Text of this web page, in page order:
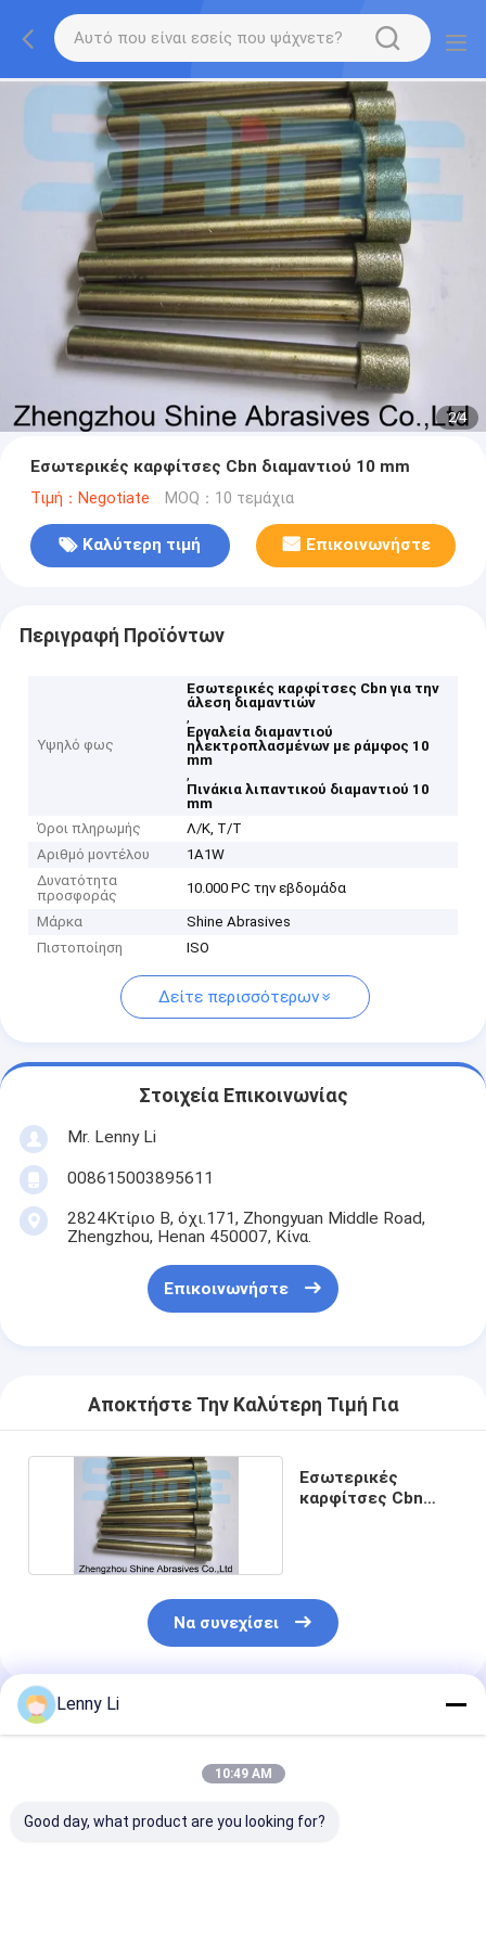
2/4
Εσωτερικές καρφίτσες Cbn διαμαντιού 10 mm
Τιμή：Negotiate MOQ：10 τεμάχια
Καλύτερη τιμή Επικοινωνήστε
Περιγραφή Προϊόντων
Υψηλό φως
Εσωτερικές καρφίτσες Cbn για την
άλεση διαμαντιών
,
Εργαλεία διαμαντιού
ηλεκτροπλασμένων με ράμφος 10
mm
,
Πινάκια λιπαντικού διαμαντιού 10
mm
Όροι πληρωμής
Λ/Κ, Τ/Τ
Αριθμό μοντέλου
1A1W
Δυνατότητα
προσφοράς
10.000 PC την εβδομάδα
Μάρκα
Shine Abrasives
Πιστοποίηση
ISO
Δείτε περισσότερων
Στοιχεία Επικοινωνίας
Mr. Lenny Li
008615003895611
2824Κτίριο Β, όχι.171, Zhongyuan Middle Road,
Zhengzhou, Henan 450007, Κίνα.
Επικοινωνήστε
Αποκτήστε Την Καλύτερη Τιμή Για
Εσωτερικές
καρφίτσες Cbn
Να συνεχίσει
Συνιστώμενα Προϊόντα
Lenny Li
10:49 AM
Good day, what product are you looking for?